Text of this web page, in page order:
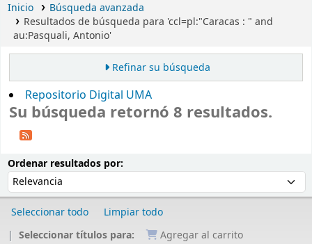
Inicio
Búsqueda avanzada
Resultados de búsqueda para 'ccl=pl:"Caracas : " and
au:Pasquali, Antonio'
Refinar su búsqueda
Repositorio Digital UMA
Su búsqueda retornó 8 resultados.
Ordenar resultados por:
Seleccionar todo
Limpiar todo
Seleccionar títulos para:
Agregar al carrito